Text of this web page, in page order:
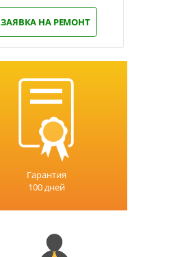
ЗАЯВКА НА РЕМОНТ
Гарантия
100 дней